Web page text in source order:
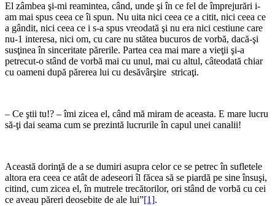
El zâmbea şi-mi reamintea, când, unde şi în ce fel de împrejurări i-
am mai spus ceea ce îi spun. Nu uita nici ceea ce a citit, nici ceea ce
a gândit, nici ceea ce i s-a spus vreodată şi nu era nici cestiune care
nu-1 interesa, nici om, cu care nu stătea bucuros de vorbă, dacă-şi
susţinea în sinceritate pă­rerile. Partea cea mai mare a vieţii şi-a
petrecut-o stând de vorbă mai cu unul, mai cu altul, câteodată chiar
cu oameni după părerea lui cu desăvârşire stricaţi.
– Ce ştii tu!? – îmi zicea el, când mă miram de aceasta. E mare lucru
să-ţi dai seama cum se prezintă lucrurile în capul unei canalii!
Această dorinţă de a se dumiri asupra celor ce se petrec în sufletele
altora era ceea ce atât de adeseori îl făcea să se piardă pe sine însuşi,
citind, cum zicea el, în mutrele trecătorilor, ori stând de vorbă cu cei
ce aveau păreri deosebite de ale lui”[1].